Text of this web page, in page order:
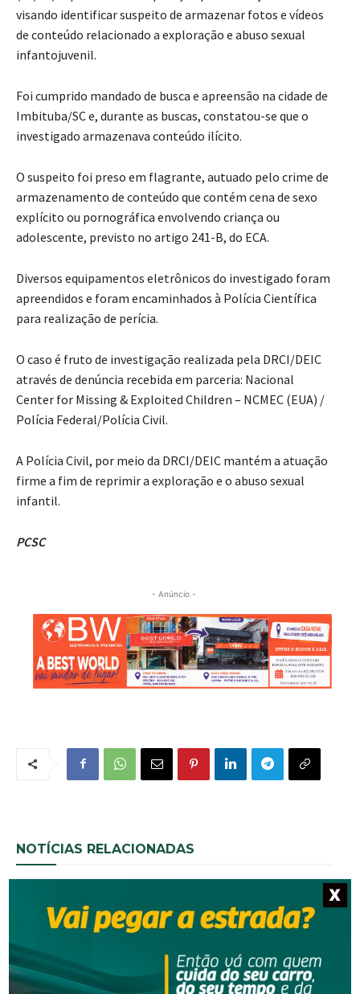
visando identificar suspeito de armazenar fotos e vídeos
de conteúdo relacionado a exploração e abuso sexual
infantojuvenil.
Foi cumprido mandado de busca e apreensão na cidade de
Imbituba/SC e, durante as buscas, constatou-se que o
investigado armazenava conteúdo ilícito.
O suspeito foi preso em flagrante, autuado pelo crime de
armazenamento de conteúdo que contém cena de sexo
explícito ou pornográfica envolvendo criança ou
adolescente, previsto no artigo 241-B, do ECA.
Diversos equipamentos eletrônicos do investigado foram
apreendidos e foram encaminhados à Polícia Científica
para realização de perícia.
O caso é fruto de investigação realizada pela DRCI/DEIC
através de denúncia recebida em parceria: Nacional
Center for Missing & Exploited Children – NCMEC (EUA) /
Polícia Federal/Polícia Civil.
A Polícia Civil, por meio da DRCI/DEIC mantém a atuação
firme a fim de reprimir a exploração e o abuso sexual
infantil.
PCSC
- Anúncio -
NOTÍCIAS RELACIONADAS
X